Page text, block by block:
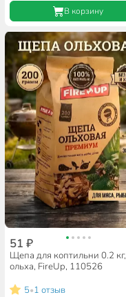
В корзину
51 ₽
Щепа для коптильни 0.2 кг,
ольха, FireUp, 110526
5•1 отзыв